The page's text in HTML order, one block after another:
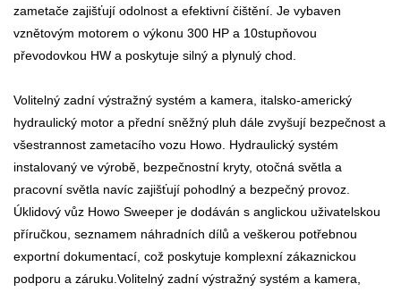
zametače zajišťují odolnost a efektivní čištění. Je vybaven
vznětovým motorem o výkonu 300 HP a 10stupňovou
převodovkou HW a poskytuje silný a plynulý chod.
Volitelný zadní výstražný systém a kamera, italsko-americký
hydraulický motor a přední sněžný pluh dále zvyšují bezpečnost a
všestrannost zametacího vozu Howo. Hydraulický systém
instalovaný ve výrobě, bezpečnostní kryty, otočná světla a
pracovní světla navíc zajišťují pohodlný a bezpečný provoz.
Úklidový vůz Howo Sweeper je dodáván s anglickou uživatelskou
příručkou, seznamem náhradních dílů a veškerou potřebnou
exportní dokumentací, což poskytuje komplexní zákaznickou
podporu a záruku. Volitelný zadní výstražný systém a kamera,